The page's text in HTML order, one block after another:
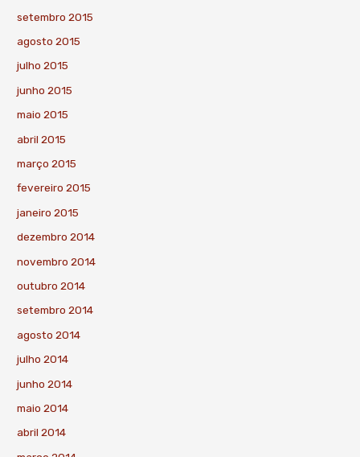
setembro 2015
agosto 2015
julho 2015
junho 2015
maio 2015
abril 2015
março 2015
fevereiro 2015
janeiro 2015
dezembro 2014
novembro 2014
outubro 2014
setembro 2014
agosto 2014
julho 2014
junho 2014
maio 2014
abril 2014